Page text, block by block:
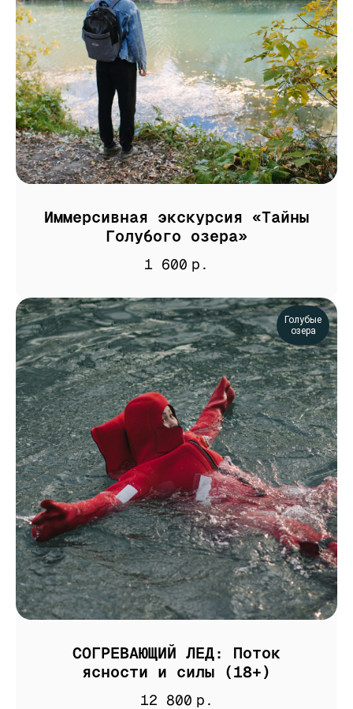
Иммерсивная экскурсия «Тайны
Голубого озера»
1 600 р.
Голубые
озера
СОГРЕВАЮЩИЙ ЛЕД: Поток
ясности и силы (18+)
12 800 р.